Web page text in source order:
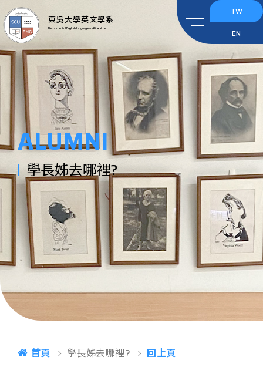
東吳大學英文學系
Department of English Language and Literature
TW
EN
ALUMNI
學長姊去哪裡?
首頁 學長姊去哪裡? 回上頁